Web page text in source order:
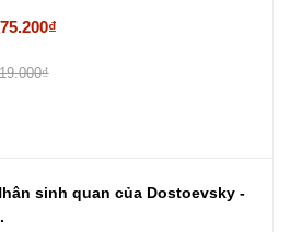
sinh quan của Dostoevsky -